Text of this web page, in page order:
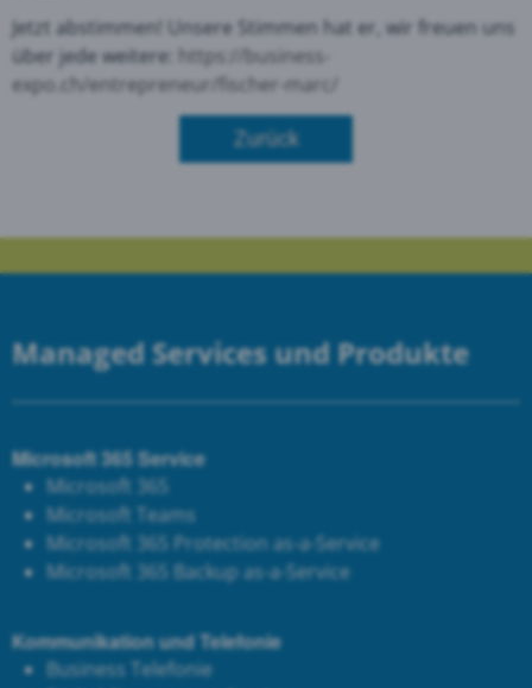
Jetzt abstimmen! Unsere Stimmen hat er, wir freuen uns
über jede weitere: https://business-
expo.ch/entrepreneur/fischer-marc/
Zurück
Managed Services und Produkte
Microsoft 365 Service
Microsoft 365
Microsoft Teams
Microsoft 365 Protection as-a-Service
Microsoft 365 Backup as-a-Service
Kommunikation und Telefonie
Business Telefonie